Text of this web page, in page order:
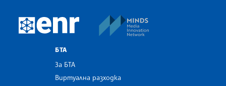
European Newsroom
БТА
За БТА
Виртуална разходка